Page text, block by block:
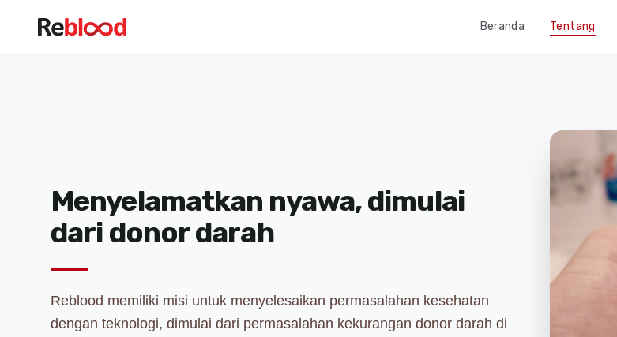
Beranda Tentang
Menyelamatkan nyawa, dimulai
dari donor darah
Reblood memiliki misi untuk menyelesaikan permasalahan kesehatan
dengan teknologi, dimulai dari permasalahan kekurangan donor darah di